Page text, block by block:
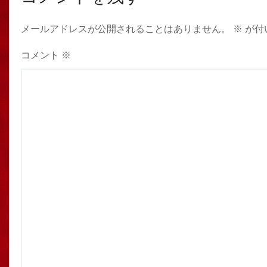
メールアドレスが公開されることはありません。 ※ が付
コメント ※